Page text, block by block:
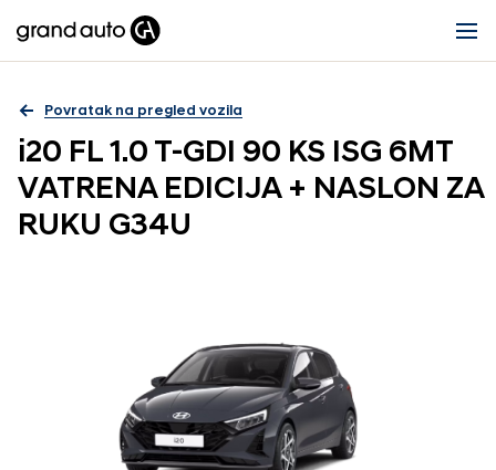
Povratak na pregled vozila
i20 FL 1.0 T-GDI 90 KS ISG 6MT
VATRENA EDICIJA + NASLON ZA
RUKU G34U